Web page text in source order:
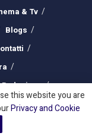
& Tv
Blogs
Redazione
this website you are
Privacy and Cookie